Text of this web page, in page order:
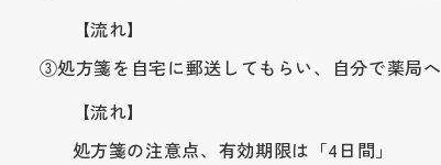
【流れ】
③処方箋を自宅に郵送してもらい、自分で薬局へ
【流れ】
処方箋の注意点、有効期限は「4日間」